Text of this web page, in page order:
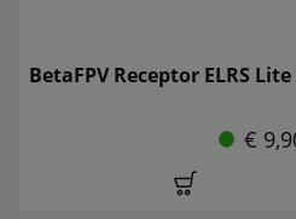
BetaFPV Receptor ELRS
€